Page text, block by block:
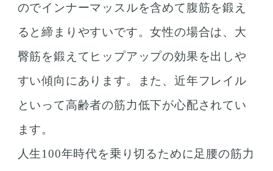
のでインナーマッスルを含めて腹筋を鍛え
ると締まりやすいです。女性の場合は、大
臀筋を鍛えてヒップアップの効果を出しや
すい傾向にあります。また、近年フレイル
といって高齢者の筋力低下が心配されてい
ます。
人生100年時代を乗り切るために足腰の筋力